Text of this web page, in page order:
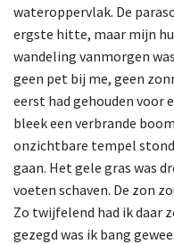
wateroppervlak. De
ergste hitte, maar mijn
wandeling vanmorgen
geen pet bij me, geen
eerst had gehouden voor
bleek een verbrande
onzichtbare tempel
gaan. Het gele gras was
voeten schaven. De zon
Zo twijfelend had ik daar
gezegd was ik bang